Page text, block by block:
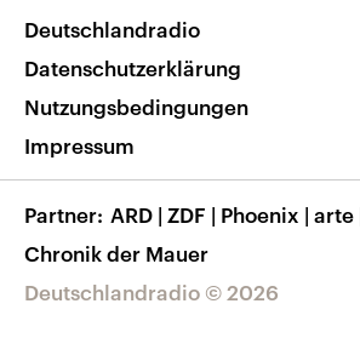
Nachrichten App
Frequenzen
Veranstaltungen
Musikliste
RSS
Barrierefreiheit
Deutschlandradio © 2026
Deutschlandradio
Datenschutzerklärung
Nutzungsbedingungen
Impressum
Partner ARD | ZDF | Phoenix | arte
Chronik der Mauer